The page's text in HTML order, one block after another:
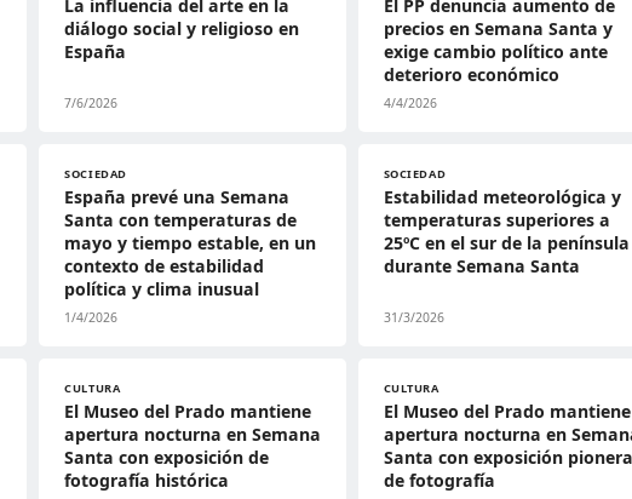
La influencia del arte en la
diálogo social y religioso en
España
7/6/2026
El PP denuncia aumento de
precios en Semana Santa y
exige cambio político ante
deterioro económico
4/4/2026
SOCIEDAD
España prevé una Semana
Santa con temperaturas de
mayo y tiempo estable, en un
contexto de estabilidad
política y clima inusual
1/4/2026
SOCIEDAD
Estabilidad meteorológica y
temperaturas superiores a
25ºC en el sur de la península
durante Semana Santa
31/3/2026
CULTURA
El Museo del Prado mantiene
apertura nocturna en Semana
Santa con exposición de
fotografía histórica
CULTURA
El Museo del Prado mantiene
apertura nocturna en
Santa con exposición pionera
de fotografía